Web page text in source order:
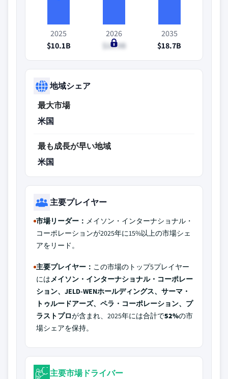
2025
$10.1B
2026
$10.9B
2035
$18.7B
地域シェア
最大市場
米国
最も成長が早い地域
米国
主要プレイヤー
市場リーダー： メイソン・インターナショナル・
コーポレーションが2025年に15%以上の市場シェ
アをリード。
主要プレイヤー： この市場のトップ5プレイヤー
にはメイソン・インターナショナル・コーポレー
ション、JELD-WENホールディングス、サーマ・
トゥルードアーズ、ペラ・コーポレーション、プ
ラストプロが含まれ、2025年には合計で52%の市
場シェアを保持。
主要市場ドライバー